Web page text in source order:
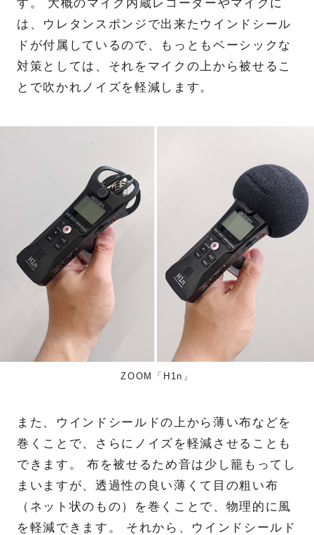
す。 大概のマイク内蔵レコーダーやマイクに
は、ウレタンスポンジで出来たウインドシール
ドが付属しているので、もっともベーシックな
対策としては、それをマイクの上から被せるこ
とで吹かれノイズを軽減します。
ZOOM「H1n」
また、ウインドシールドの上から薄い布などを
巻くことで、さらにノイズを軽減させることも
できます。 布を被せるため音は少し籠もってし
まいますが、透過性の良い薄くて目の粗い布
（ネット状のもの）を巻くことで、物理的に風
を軽減できます。 それから、ウインドシールド